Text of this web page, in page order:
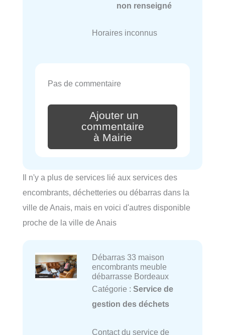
non renseigné
Horaires inconnus
Pas de commentaire
Ajouter un
commentaire
à Mairie
Il n'y a plus de services lié aux services des
encombrants, déchetteries ou débarras dans la
ville de Anais, mais en voici d'autres disponible
proche de la ville de Anais
Débarras 33 maison
encombrants meuble
débarrasse Bordeaux
Catégorie : Service de
gestion des déchets
Contact du service de